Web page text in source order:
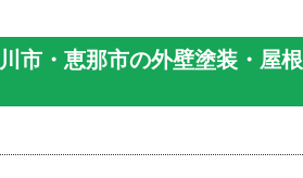
・恵那市の外壁塗装・屋